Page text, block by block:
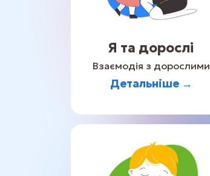
Я та дорослі
Взаємодія з дорослими
Детальніше →